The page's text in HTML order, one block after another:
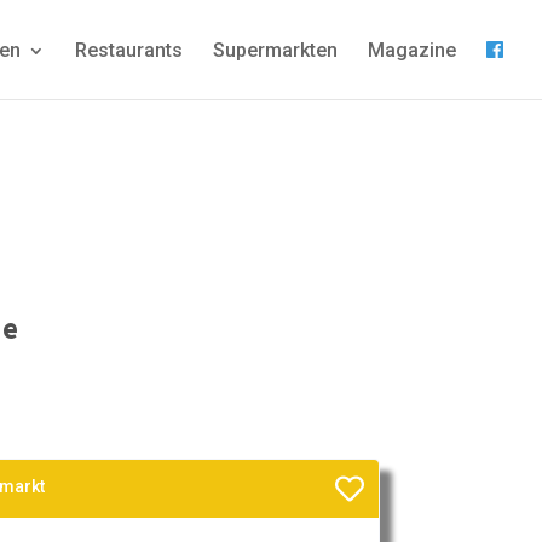
Restaurants Supermarkten Magazine